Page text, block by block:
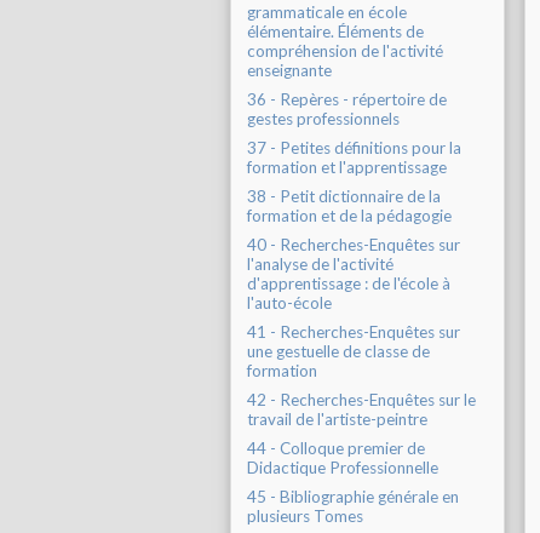
grammaticale en école
élémentaire. Éléments de
compréhension de l'activité
enseignante
36 - Repères - répertoire de
gestes professionnels
37 - Petites définitions pour la
formation et l'apprentissage
38 - Petit dictionnaire de la
formation et de la pédagogie
40 - Recherches-Enquêtes sur
l'analyse de l'activité
d'apprentissage : de l'école à
l'auto-école
41 - Recherches-Enquêtes sur
une gestuelle de classe de
formation
42 - Recherches-Enquêtes sur le
travail de l'artiste-peintre
44 - Colloque premier de
Didactique Professionnelle
45 - Bibliographie générale en
plusieurs Tomes